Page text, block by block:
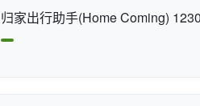
归家出行助手(Home Coming)